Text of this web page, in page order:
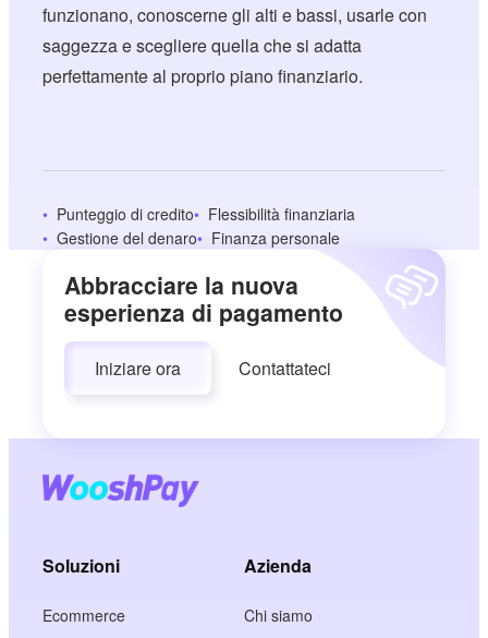
funzionano, conoscerne gli alti e bassi, usarle con
saggezza e scegliere quella che si adatta
perfettamente al proprio piano finanziario.
Punteggio di credito
Flessibilità finanziaria
Gestione del denaro
Finanza personale
Abbracciare la nuova
esperienza di pagamento
Iniziare ora Contattateci
Soluzioni
Ecommerce
Azienda
Chi siamo